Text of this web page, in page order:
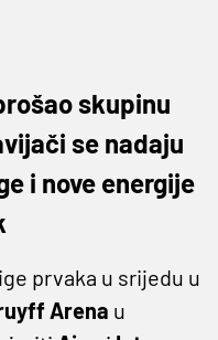
skupinu
se nadaju
i nove energije
prvaka u srijedu u
Arena u